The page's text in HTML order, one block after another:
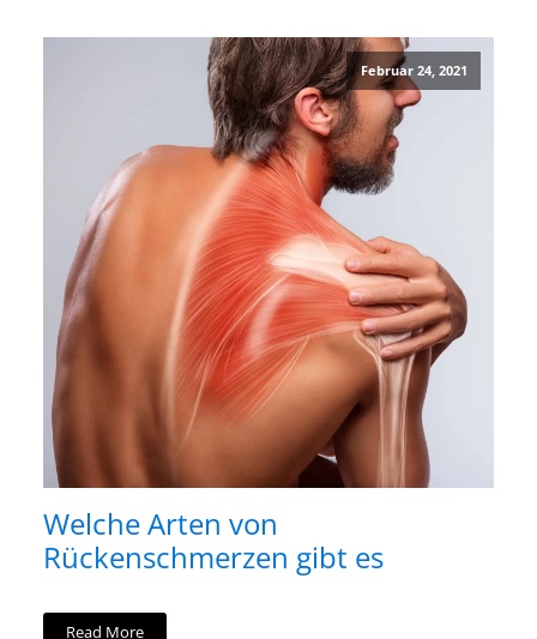
Februar 24, 2021
Welche Arten von
Rückenschmerzen gibt es
Read More